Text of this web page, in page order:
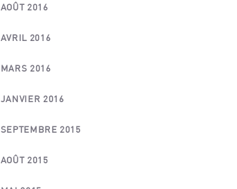
AOÛT 2016
AVRIL 2016
MARS 2016
JANVIER 2016
SEPTEMBRE 2015
AOÛT 2015